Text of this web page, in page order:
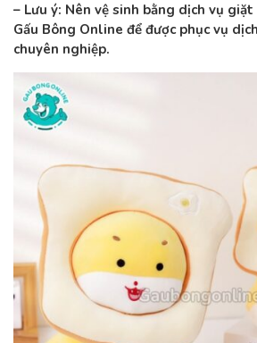
– Lưu ý: Nên vệ sinh bằng dịch vụ
Gấu Bông Online để được phục vụ
chuyên nghiệp.